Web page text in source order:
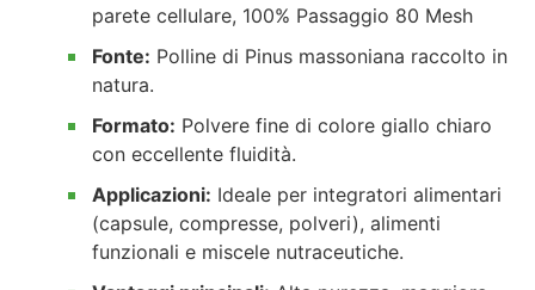
parete cellulare, 100% Passaggio 80 Mesh
Fonte: Polline di Pinus massoniana raccolto in
natura.
Formato: Polvere fine di colore giallo chiaro
con eccellente fluidità.
Applicazioni: Ideale per integratori alimentari
(capsule, compresse, polveri), alimenti
funzionali e miscele nutraceutiche.